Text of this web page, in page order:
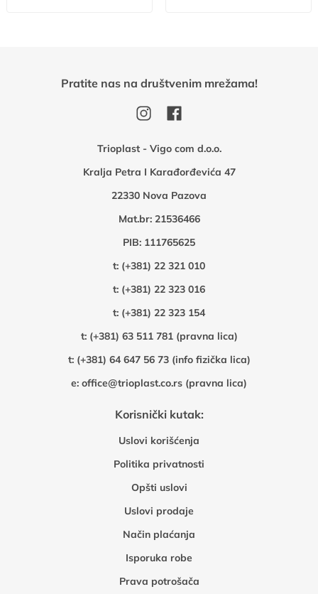
Trioplast - Vigo com d.o.o.
Kralja Petra I Karađorđevića 47
22330 Nova Pazova
Mat.br: 21536466
PIB: 111765625
t: (+381) 22 321 010
t: (+381) 22 323 016
t: (+381) 22 323 154
t: (+381) 63 511 781 (pravna lica)
t: (+381) 64 647 56 73 (info fizička lica)
e: office@trioplast.co.rs (pravna lica)
Korisnički kutak:
Uslovi korišćenja
Politika privatnosti
Opšti uslovi
Uslovi prodaje
Način plaćanja
Isporuka robe
Prava potrošača
Pratite nas na društvenim mrežama!